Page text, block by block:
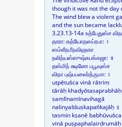
though it was not the day
The wind blew a violent
and the sun became
3.23.13-14a உத்பேதுஸ்ச
தாரா: கத்யோதஸப்ரபா: ।
ஸம்லீநமீநவிஹகா
நலிந்யஸ்ஸுஷ்கபங்கஜா: ॥
தஸ்மிந் க்ஷணே பபூவுஸ்ச
விநா புஷ்பபலைர்த்ருமா: ।
utpētuṡca vinā rātriṃ
tārāḥ
saṃlīnamīnavihagā
nalinyaṡṡuṣkapaṅkajāḥ ॥
tasmin kṣaṇē babhūvuṡca
vinā puṣpaphalairdrumāḥ